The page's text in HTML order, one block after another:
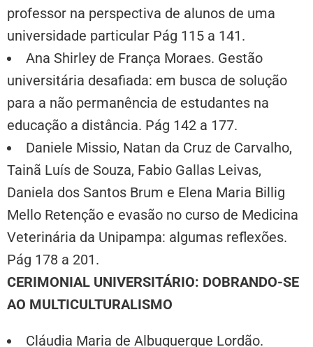
professor na perspectiva de alunos de uma
universidade particular Pág 115 a 141.
Ana Shirley de França Moraes. Gestão
universitária desafiada: em busca de solução
para a não permanência de estudantes na
educação a distância. Pág 142 a 177.
Daniele Missio, Natan da Cruz de Carvalho,
Tainã Luís de Souza, Fabio Gallas Leivas,
Daniela dos Santos Brum e Elena Maria Billig
Mello Retenção e evasão no curso de Medicina
Veterinária da Unipampa: algumas reflexões.
Pág 178 a 201.
CERIMONIAL UNIVERSITÁRIO: DOBRANDO-SE
AO MULTICULTURALISMO
Cláudia Maria de Albuquerque Lordão.